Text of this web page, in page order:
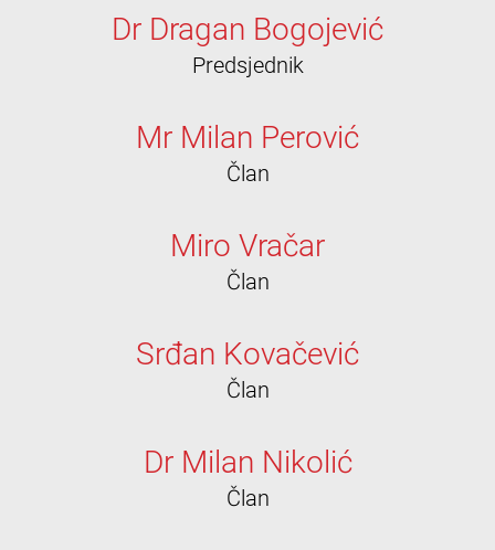
Dr Dragan Bogojević
Predsjednik
Mr Milan Perović
Član
Miro Vračar
Član
Srđan Kovačević
Član
Dr Milan Nikolić
Član